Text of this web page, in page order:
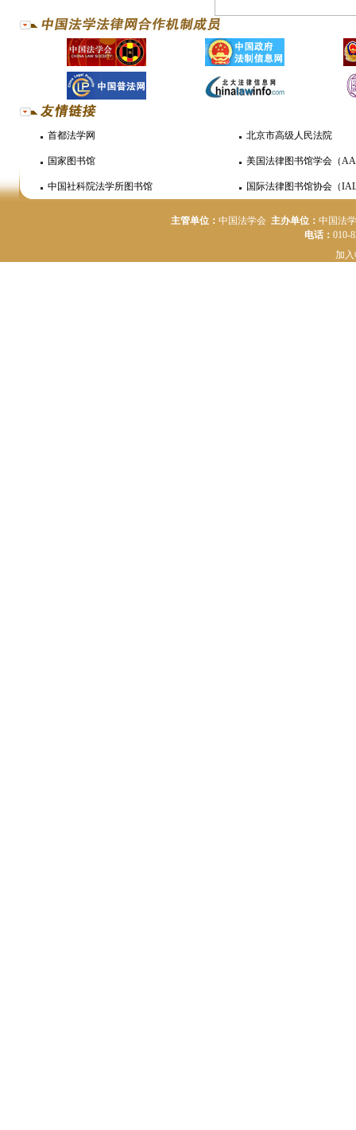
首都法学网 北京市高级人民法院
国家图书馆 美国法律图书馆学会（
中国社科院法学所图书馆 国际法律图书馆协会（
主管单位： 中国法学会 主办单位： 中国法
电话： 010-
加